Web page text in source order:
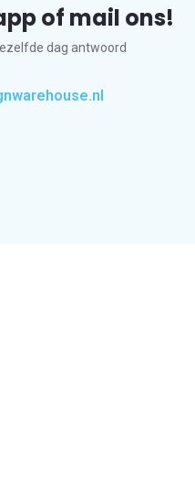
of mail ons!
dag antwoord